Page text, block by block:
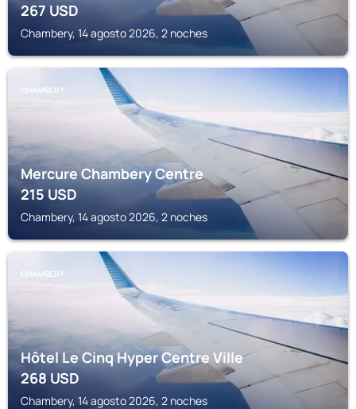
267USD
Chambery, 14 agosto 2026, 2 noches
CHAMBERY
Mercure Chambery Centre
215USD
Chambery, 14 agosto 2026, 2 noches
CHAMBERY
Hôtel Le Cinq Hyper Centre Ville
268USD
Chambery, 14 agosto 2026, 2 noches